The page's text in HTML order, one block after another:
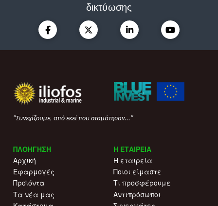
δικτύωσης
"Συνεχίζουμε, από εκεί που σταμάτησαν..."
ΠΛΟΗΓΗΣΗ
Αρχική
Εφαρμογές
Προϊόντα
Τα νέα μας
Η ΕΤΑΙΡΕΙΑ
Η εταιρεία
Ποιοι είμαστε
Τι προσφέρουμε
Αντιπρόσωποι